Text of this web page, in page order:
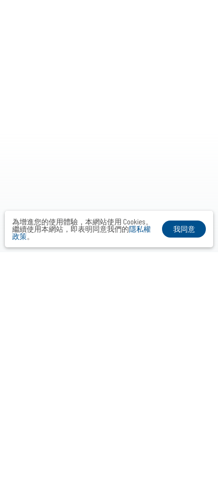
為增進您的使用體驗，本網站使用 Cookies。
繼續使用本網站，即表明同意我們的隱私權
政策。
我同意